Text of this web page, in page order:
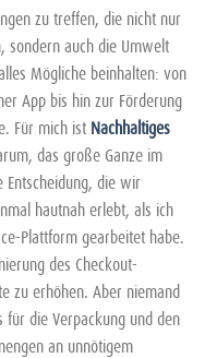
zu treffen, die nicht nur
sondern auch die Umwelt
Mögliche beinhalten: von
App bis hin zur Förderung
Für mich ist Nachhaltiges
das große Ganze im
die wir
hautnah erlebt, als ich
Plattform gearbeitet habe.
des Checkout-
zu erhöhen. Aber niemand
die Verpackung und den
an unnötigem